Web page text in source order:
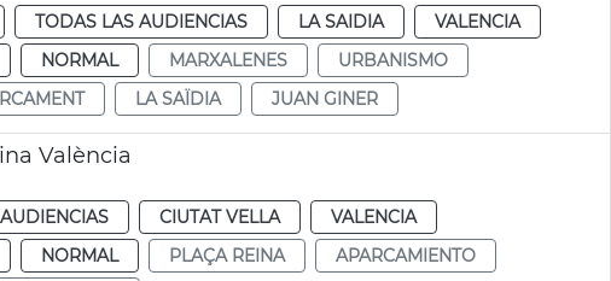
TODAS LAS AUDIENCIAS LA SAIDIA
VALENCIA
NORMAL MARXALENES
URBANISMO
LA SAÏDIA JUAN GINER
València
CIUTAT VELLA
VALENCIA
NORMAL PLAÇA REINA
APARCAMIENTO